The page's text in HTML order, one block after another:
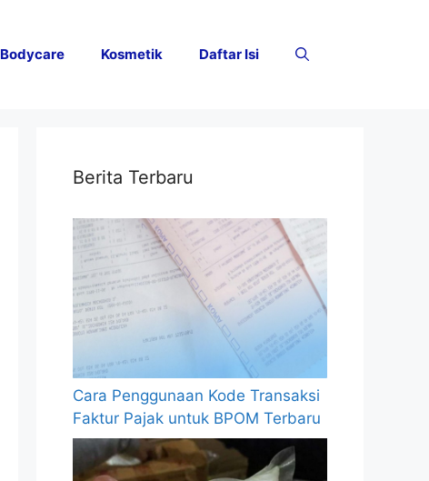
Bodycare Kosmetik Daftar Isi
Berita Terbaru
Cara Penggunaan Kode Transaksi
Faktur Pajak untuk BPOM Terbaru